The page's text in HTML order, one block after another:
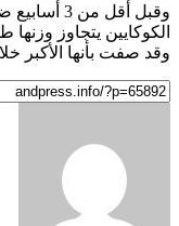
وقبل أقل
الكوكايين يتجاوز
وقد صفت بأنها الأكبر خلال